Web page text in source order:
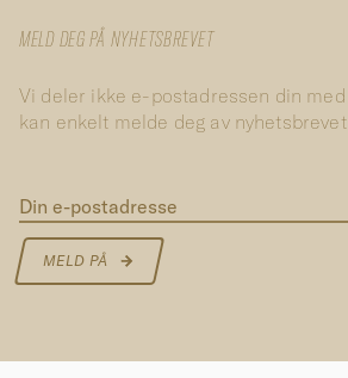
MELD DEG PÅ NYHETSBREVET
Vi deler ikke e-postadressen din med
kan enkelt melde deg av
Din e-postadresse
MELD PÅ